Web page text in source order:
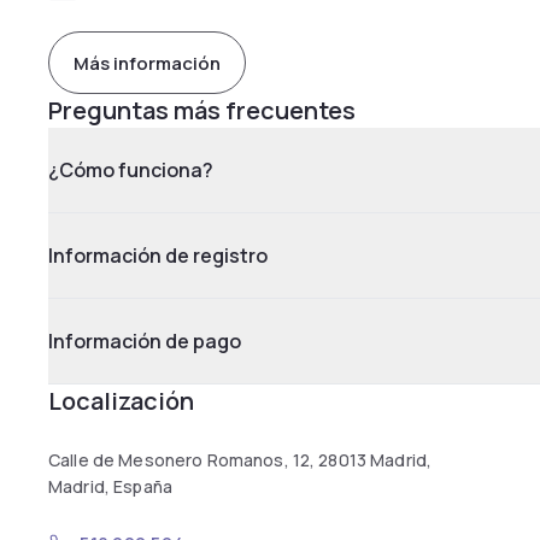
Más información
Preguntas más frecuentes
¿Cómo funciona?
Información de registro
Información de pago
Localización
Calle de Mesonero Romanos, 12, 28013 Madrid,
Madrid, España